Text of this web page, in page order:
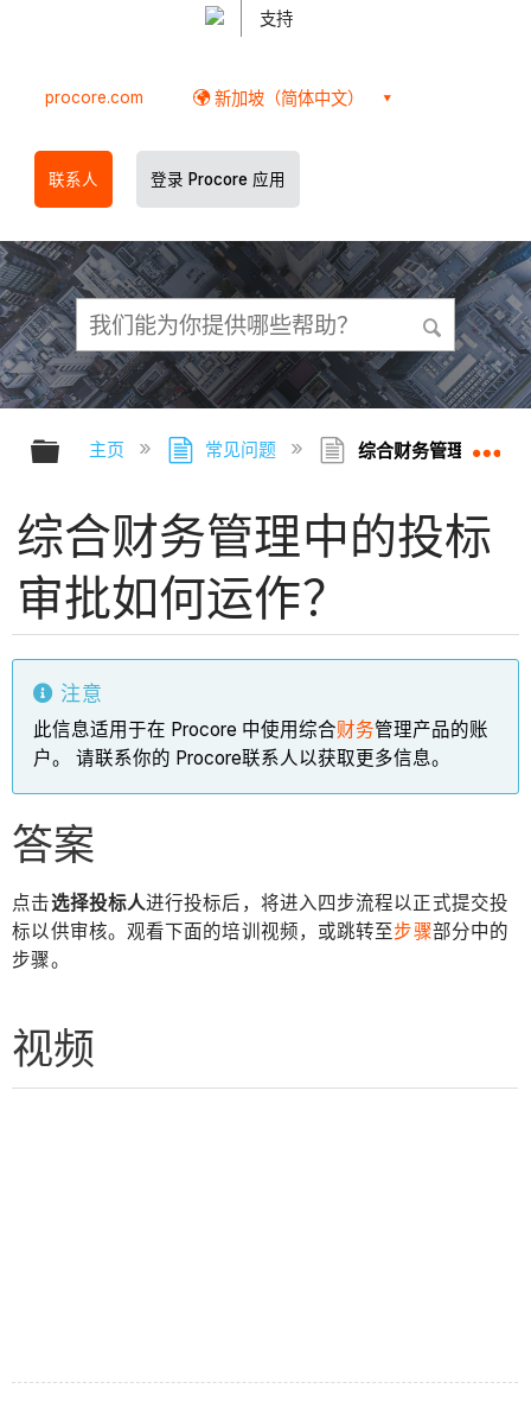
支持
procore.com 新加坡（简体中文）
联系人 登录 Procore 应用
扩展/隐缩全局层次
主页 常见问题 综合财务管理中的投
综合财务管理中的投标
审批如何运作？
注意
此信息适用于在 Procore 中使用综合财务管理产品的账
户。 请联系你的 Procore联系人以获取更多信息。
答案
点击选择投标人进行投标后，将进入四步流程以正式提交投
标以供审核。观看下面的培训视频，或跳转至步骤部分中的
步骤。
视频